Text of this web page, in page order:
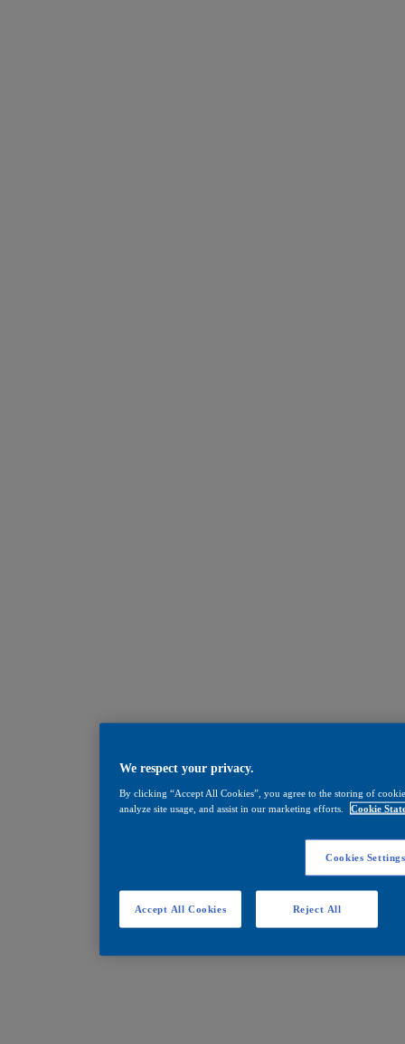
We respect your privacy.
By clicking “Accept All Cookies”, you agree to the storing of
analyze site usage, and assist in our marketing efforts.
Cookie
Cookies Settings
Reject All
Accept All Cookies